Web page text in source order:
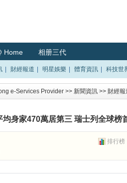
Home 相册三代
財經報道 明星娛樂 體育資訊 科技世
e-Services Provider >> 新聞資訊 >> 財經報
均身家470萬居第三 瑞士列全球榜
排行榜